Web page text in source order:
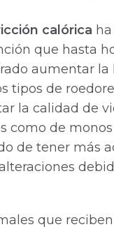
calórica
que hasta
aumentar la
tipos de
la calidad de
como de
de tener más
que